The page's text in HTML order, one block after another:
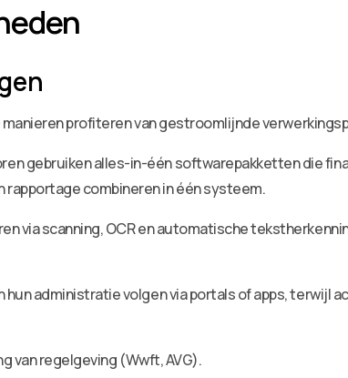
profiteren van gestroomlijnde
gebruiken alles-in-één softwarepakketten die
combineren in één systeem.
via scanning, OCR en automatische
hun administratie volgen via portals of apps, terwijl
van regelgeving (Wwft, AVG).